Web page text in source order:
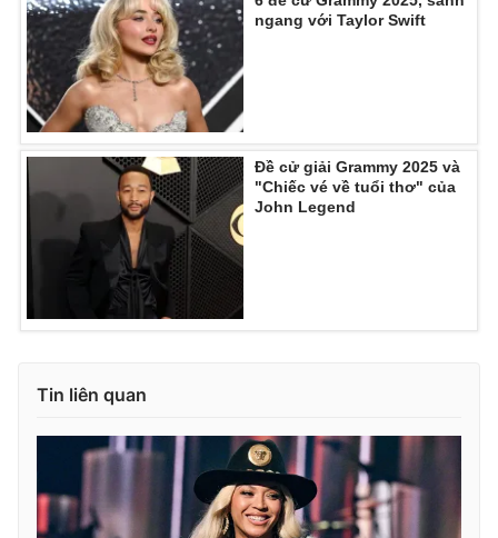
Ðiện thoại Thời báo VTV:024.66 897 897
Email:
toasoan@vtv.vn
Liên hệ quảng cáo:024-7300.7108
® Cấm sao chép dưới mọi hình thức nếu không có sự chấp
thuận bằng văn bản. Ghi rõ nguồn VTV.vn khi phát hành lại
thông tin từ website này.
ngang với Taylor Swift
Đề cử giải Grammy 2025 và
"Chiếc vé về tuổi thơ" của
John Legend
Tin liên quan